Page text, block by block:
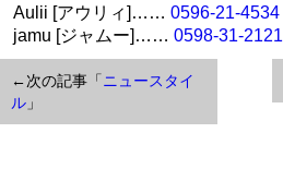
Aulii [アウリィ]…… 0596-21-4534
jamu [ジャムー]…… 0598-31-2121
←次の記事「ニュースタイ
ル 」